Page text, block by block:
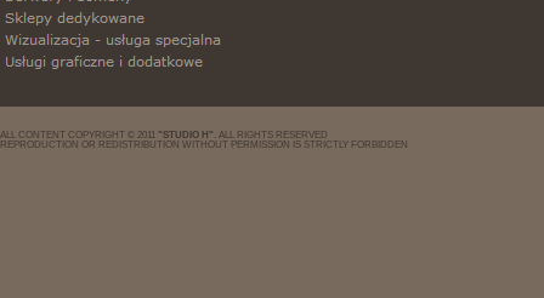
ALL CONTENT COPYRIGHT © 2011 "STUDIO H" . ALL RIGHTS RESERVED
REPRODUCTION OR REDISTRIBUTION WITHOUT PERMISSION IS STRICTLY FORBIDDEN